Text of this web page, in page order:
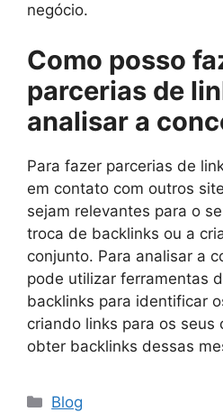
negócio.
Como posso
parcerias de
analisar a
Para fazer parcerias de
em contato com outros
sejam relevantes para o
troca de backlinks ou a
conjunto. Para analisar a
pode utilizar ferramentas
backlinks para identificar
criando links para os
obter backlinks dessas
Categories
Blog